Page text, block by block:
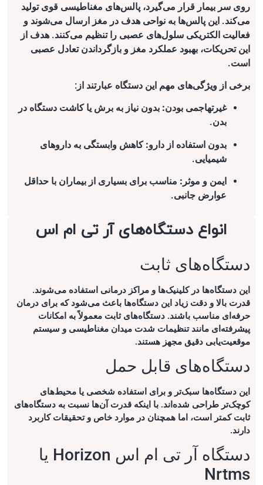
روی سر بیمار قرار می‌گیرد، پالس‌های مغناطیسی قوی تولید
می‌کند. این پالس‌ها به نواحی هدف در مغز ارسال می‌شوند و
فعالیت الکتریکی سلول‌های عصبی را تنظیم می‌کنند. هدف از
این تحریکات، بهبود عملکرد مغز و بازگرداندن تعادل عصبی
است.
برخی از ویژگی‌های مهم این دستگاه عبارتند از:
غیرتهاجمی بودن: بدون نیاز به برش یا کاشت دستگاه در
بدن.
بدون استفاده از دارو: کاهش وابستگی به داروهای
شیمیایی.
ایمن و موثر: مناسب برای بسیاری از بیماران با حداقل
عوارض جانبی.
انواع دستگاه‌های آر تی ام اس
دستگاه‌های ثابت
این دستگاه‌ها در کلینیک‌ها و مراکز درمانی استفاده می‌شوند.
قدرت بالا و دقت زیاد این دستگاه‌ها باعث می‌شود که برای درمان
حرفه‌ای مناسب باشند. دستگاه‌های ثابت معمولاً به امکانات
پیشرفته‌ای مانند تنظیمات شدت میدان مغناطیسی و سیستم
موقعیت‌یابی دقیق مجهز هستند.
دستگاه‌های قابل حمل
این دستگاه‌ها سبک‌تر و برای استفاده شخصی یا محیط‌های
کوچک‌تر طراحی شده‌اند. با اینکه قدرت آن‌ها نسبت به دستگاه‌های
ثابت کمتر است، اما همچنان در موارد خاص و تحقیقات کاربرد
دارند.
دستگاه آر تی ام اس Horizon یا
Nrtms